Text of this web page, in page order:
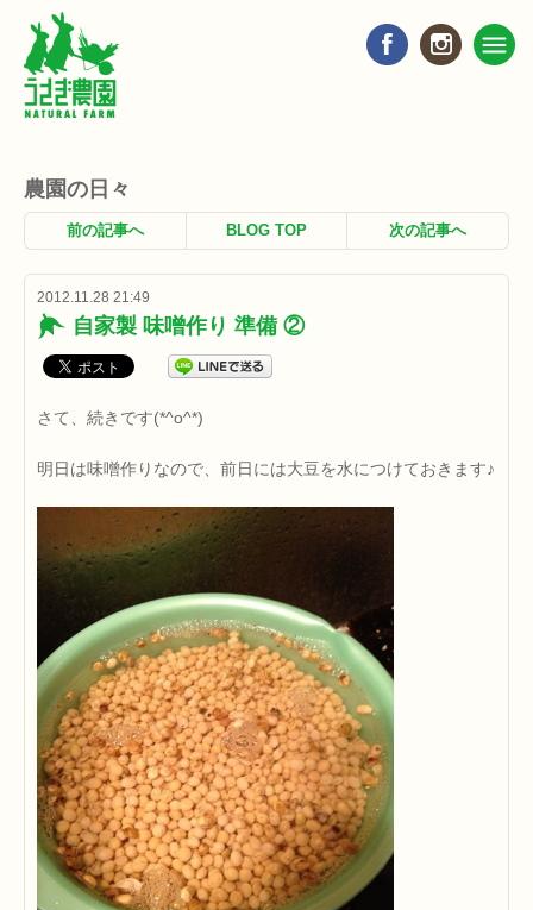
農園の日々
前の記事へ BLOG TOP 次の記事へ
2012.11.28 21:49
自家製 味噌作り 準備 ②
さて、続きです(*^o^*)
明日は味噌作りなので、前日には大豆を水につけておきます♪